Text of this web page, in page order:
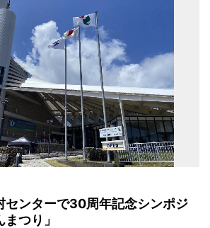
センターで30周年記念シンポジ
つり」